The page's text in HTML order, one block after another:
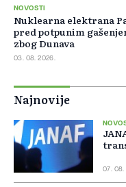
NOVOSTI
Nuklearna elektrana
pred potpunim
zbog Dunava
03. 08. 2026.
Najnovije
07. 08.